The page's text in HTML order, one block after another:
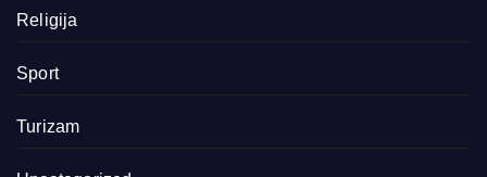
Religija
Sport
Turizam